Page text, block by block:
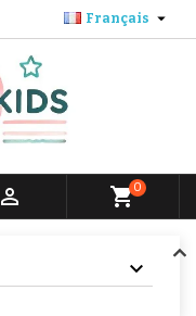
Français 
 shopping_cart0